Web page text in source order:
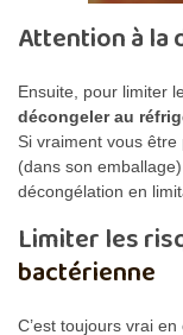
Attention à la
Ensuite, pour limiter
décongeler au
Si vraiment vous
(dans son
décongélation en
Limiter les
bactérienne
C’est toujours vrai